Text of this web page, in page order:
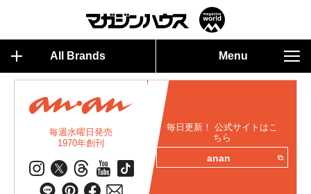
All Brands Menu
毎週水曜日発売
1970年創刊
毎日更新！ 公式サイトはこ
ちら
anan